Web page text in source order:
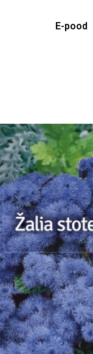
E-pood